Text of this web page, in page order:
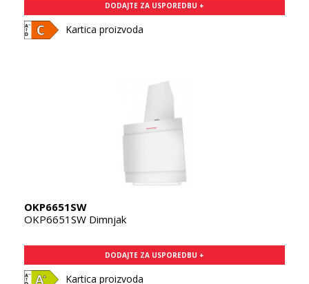
DODAJTE ZA USPOREDBU +
Kartica proizvoda
OKP6651SW
OKP6651SW Dimnjak
DODAJTE ZA USPOREDBU +
Kartica proizvoda